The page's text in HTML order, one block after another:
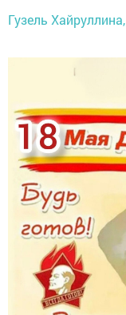
Гузель Хайруллина,